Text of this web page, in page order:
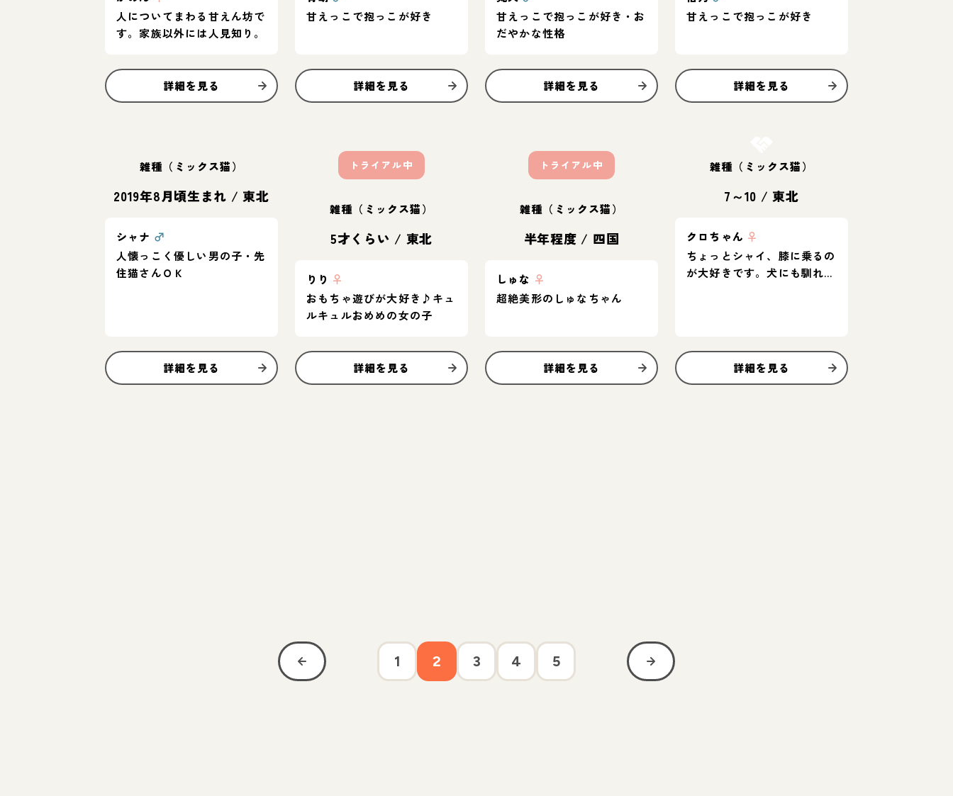
人についてまわる甘えん坊で
す。家族以外には人見知り。
詳細を見る
甘えっこで抱っこが好き
詳細を見る
甘えっこで抱っこが好き・お
だやかな性格
詳細を見る
甘えっこで抱っこが好き
詳細を見る
雑種（ミックス猫）
2019年8月頃生まれ / 東北
シャナ ♂
人懐っこく優しい男の子・先
住猫さんＯＫ
詳細を見る
トライアル中
雑種（ミックス猫）
5才くらい / 東北
りり ♀
おもちゃ遊びが大好き♪キュ
ルキュルおめめの女の子
詳細を見る
トライアル中
雑種（ミックス猫）
半年程度 / 四国
しゅな ♀
超絶美形のしゅなちゃん
詳細を見る
雑種（ミックス猫）
7～10 / 東北
クロちゃん ♀
ちょっとシャイ、膝に乗るの
が大好きです。犬にも馴れて
詳細を見る
1 2 3 4 5